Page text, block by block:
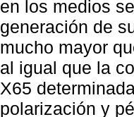
en los medios
generación de
mucho mayor
al igual que la
X65
polarización y